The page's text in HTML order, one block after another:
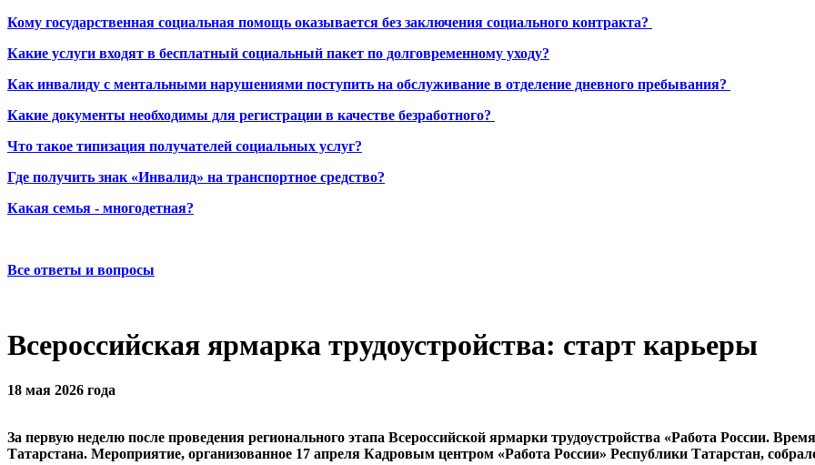
Кому государственная социальная помощь оказывается без заключения социального контракта?
Какие услуги входят в бесплатный социальный пакет по долговременному уходу?
Как инвалиду с ментальными нарушениями поступить на обслуживание в отделение дневного пребывания?
Какие документы необходимы для регистрации в качестве безработного?
Что такое типизация получателей социальных услуг?
Где получить знак «Инвалид» на транспортное средство?
Какая семья - многодетная?
Все ответы и вопросы
Всероссийская ярмарка трудоустройства: старт карьеры
18 мая 2026 года
За первую неделю после проведения регионального этапа Всероссийской ярмарки трудоустройства «Работа России.
Татарстана. Мероприятие, организованное 17 апреля Кадровым центром «Работа России» Республики Татарстан,